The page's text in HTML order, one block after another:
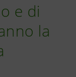
e di
la